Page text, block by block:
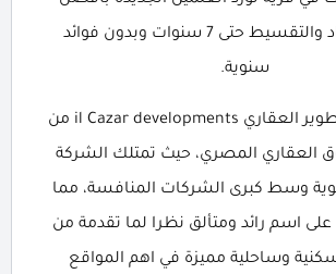
أنظمة السداد والتقسيط حتى 7 سنوات وبدون فوائد
سنوية.
شركة الكزار للتطوير العقاري il Cazar developments من
العقاري المصري، حيث تمتلك الشركة
وسط كبرى الشركات المنافسة، مما
اسم رائد ومتألق نظرا لما تقدمة من
وساحلية مميزة في اهم المواقع